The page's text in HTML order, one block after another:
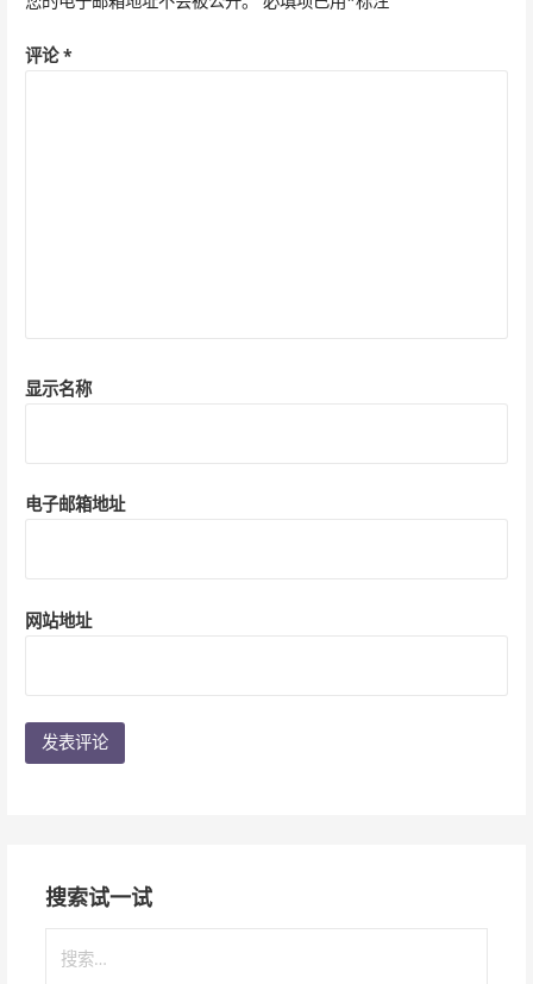
评论*
显示名称
电子邮箱地址
网站地址
搜索试一试
索